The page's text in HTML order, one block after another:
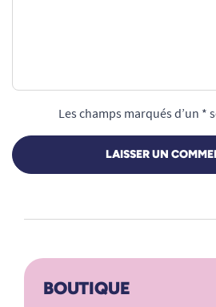
Les champs marqués d’un *
LAISSER UN
BOUTIQUE